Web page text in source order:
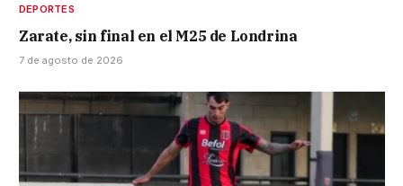
DEPORTES
Zarate, sin final en el M25 de Londrina
7 de agosto de 2026